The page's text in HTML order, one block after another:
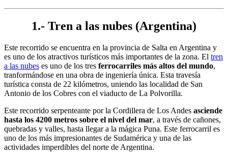
1.- Tren a las nubes (Argentina)
Este recorrido se encuentra en la provincia de Salta en Argentina y
es uno de los atractivos turísticos más importantes de la zona. El tren
a las nubes es uno de los tres ferrocarriles más altos del mundo,
tranformándose en una obra de ingeniería única. Esta travesía
turística consta de 22 kilómetros, uniendo las localidad de San
Antonio de los Cobres con el viaducto de La Polvorilla.
Este recorrido serpenteante por la Cordillera de Los Andes asciende
hasta los 4200 metros sobre el nivel del mar, a través de cañones,
quebradas y valles, hasta llegar a la mágica Puna. Este ferrocarril es
uno de los más impresionantes de Sudamérica y una de las
actividades imperdibles del norte de Argentina.